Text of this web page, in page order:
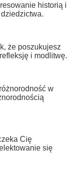
historią i
że poszukujesz
i modlitwę.
w
Cię
się